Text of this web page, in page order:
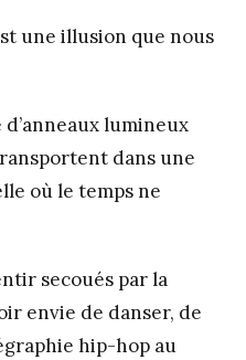
une illusion que nous
d’anneaux lumineux
dans une
où le temps ne
secoués par la
envie de danser, de
hip-hop au